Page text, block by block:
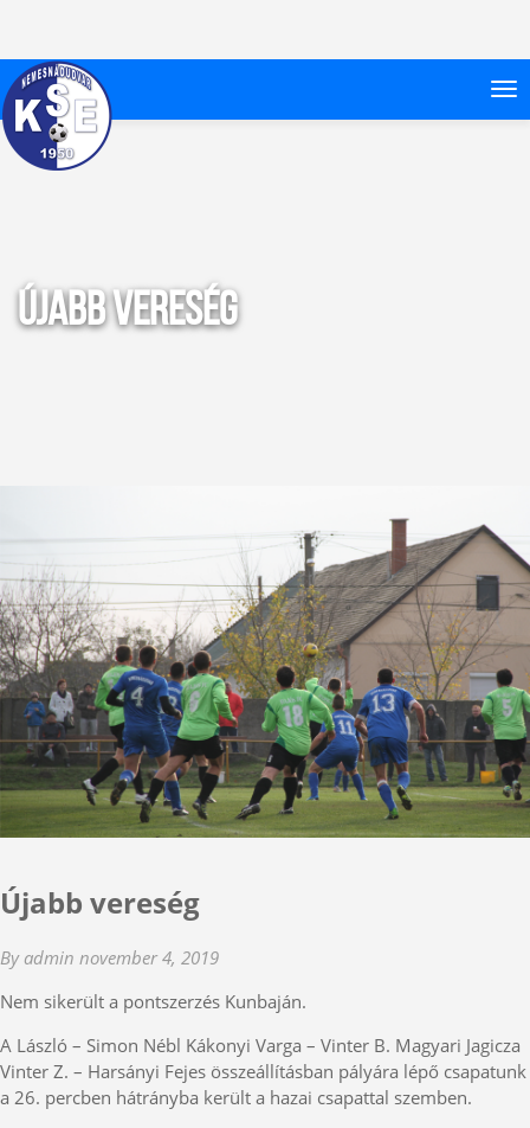
Újabb vereség
Újabb vereség
By admin november 4, 2019
Nem sikerült a pontszerzés Kunbaján.
A László – Simon Nébl Kákonyi Varga – Vinter B. Magyari Jagicza
Vinter Z. – Harsányi Fejes összeállításban pályára lépő csapatunk
a 26. percben hátrányba került a hazai csapattal szemben.